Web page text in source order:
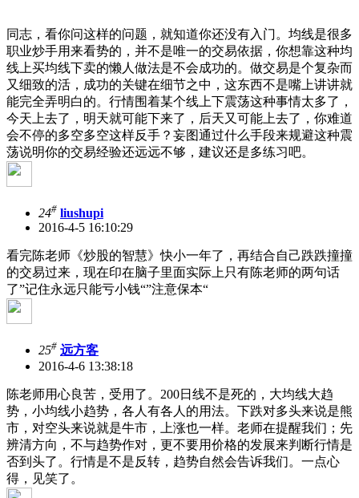
同志，看你问这样的问题，就知道你还没有入门。均线是很多
职业炒手用来看势的，并不是唯一的交易依据，你想靠这种均
线上买均线下卖的懒人做法是不会成功的。做交易是个复杂而
又细致的活，成功的关键在细节之中，这东西不是嘴上讲讲就
能完全弄明白的。行情围着某个线上下震荡这种事情太多了，
今天上去了，明天就可能下来了，后天又可能上去了，你难道
会不停的多空多空这样反手？妄图通过什么手段来规避这种震
荡说明你的交易经验还远远不够，建议还是多练习吧。
24# liushupi
2016-4-5 16:10:29
看完陈老师《炒股的智慧》快小一年了，再结合自己跌跌撞撞
的交易过来，现在印在脑子里面实际上只有陈老师的两句话
了”记住永远只能亏小钱“”注意保本“
25# 远方客
2016-4-6 13:38:18
陈老师用心良苦，受用了。200日线不是死的，大均线大趋
势，小均线小趋势，各人有各人的用法。下跌对多头来说是熊
市，对空头来说就是牛市，上涨也一样。老师在提醒我们；先
辨清方向，不与趋势作对，更不要用价格的发展来判断行情是
否到头了。行情是不是反转，趋势自然会告诉我们。一点心
得，见笑了。